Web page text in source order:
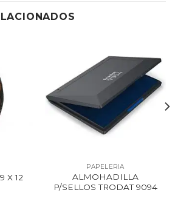
X 12
PAPELERIA
ALMOHADILLA
P/SELLOS TRODAT 9094